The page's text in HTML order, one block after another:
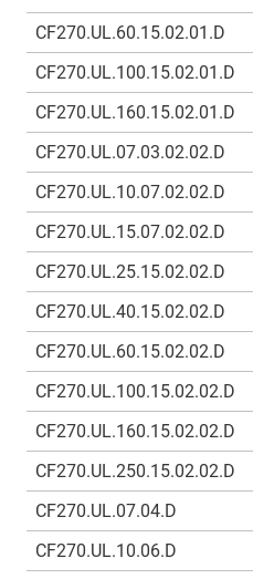
CF270.UL.60.15.02.01.D
CF270.UL.100.15.02.01.D
CF270.UL.160.15.02.01.D
CF270.UL.07.03.02.02.D
CF270.UL.10.07.02.02.D
CF270.UL.15.07.02.02.D
CF270.UL.25.15.02.02.D
CF270.UL.40.15.02.02.D
CF270.UL.60.15.02.02.D
CF270.UL.100.15.02.02.D
CF270.UL.160.15.02.02.D
CF270.UL.250.15.02.02.D
CF270.UL.07.04.D
CF270.UL.10.06.D